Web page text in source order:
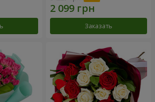
Заказать